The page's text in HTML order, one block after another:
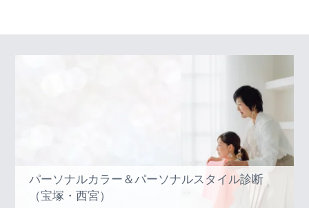
パーソナルカラー＆パーソナルスタイル診断
（宝塚・西宮）